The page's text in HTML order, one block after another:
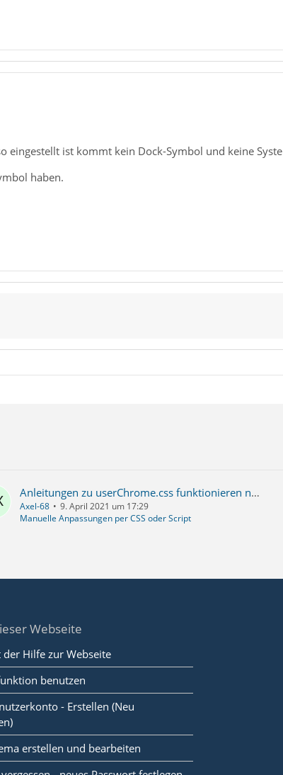
eingestellt ist kommt kein Dock-Symbol und keine
haben.
Anleitungen zu userChrome.css funktionieren nicht
Axel-68
9. April 2021 um 17:29
Manuelle Anpassungen per CSS oder Script
Webseite
der Hilfe zur Webseite
benutzen
- Erstellen (Neu
erstellen und bearbeiten